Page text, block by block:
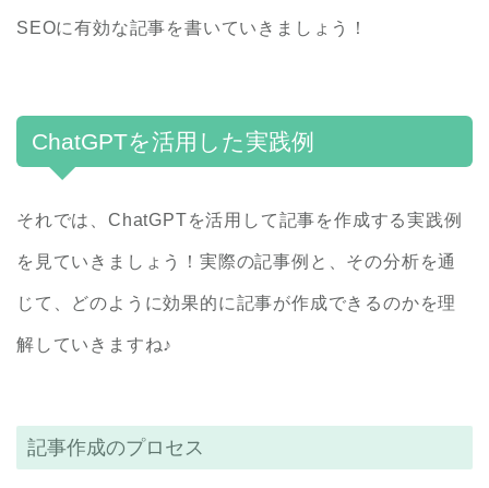
SEOに有効な記事を書いていきましょう！
ChatGPTを活用した実践例
それでは、ChatGPTを活用して記事を作成する実践例
を見ていきましょう！実際の記事例と、その分析を通
じて、どのように効果的に記事が作成できるのかを理
解していきますね♪
記事作成のプロセス